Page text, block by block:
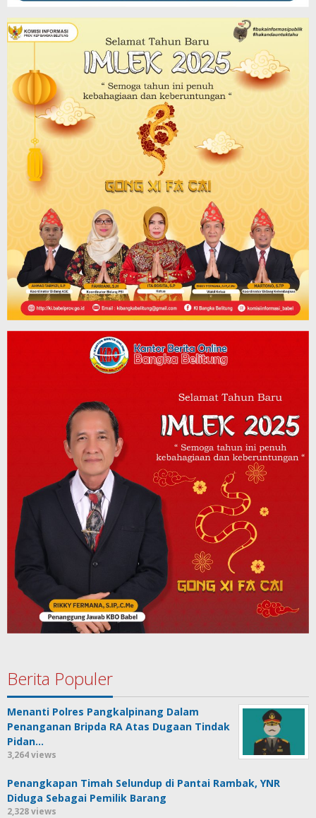
Berita Populer
Menanti Polres Pangkalpinang Dalam
Penanganan Bripda RA Atas Dugaan Tindak
Pidan…
3,264 views
Penangkapan Timah Selundup di Pantai Rambak, YNR
Diduga Sebagai Pemilik Barang
2,328 views